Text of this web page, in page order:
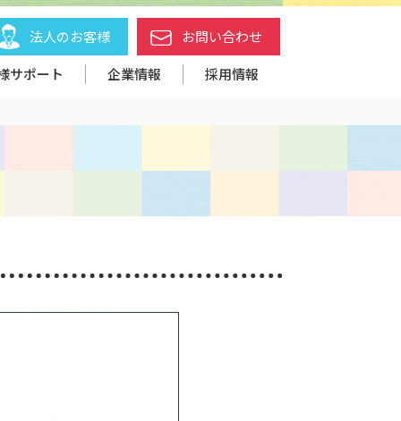
法人のお客様
お問い合わせ
サポート
企業情報 採用情報